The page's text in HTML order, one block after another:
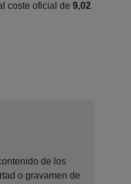
coste oficial de 9,02
de los
o gravamen de